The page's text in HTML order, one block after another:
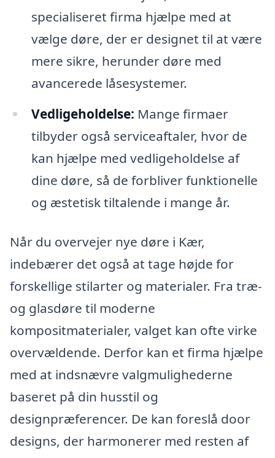
specialiseret firma hjælpe med at
vælge døre, der er designet til at være
mere sikre, herunder døre med
avancerede låsesystemer.
Vedligeholdelse: Mange firmaer
tilbyder også serviceaftaler, hvor de
kan hjælpe med vedligeholdelse af
dine døre, så de forbliver funktionelle
og æstetisk tiltalende i mange år.
Når du overvejer nye døre i Kær,
indebærer det også at tage højde for
forskellige stilarter og materialer. Fra træ-
og glasdøre til moderne
kompositmaterialer, valget kan ofte virke
overvældende. Derfor kan et firma hjælpe
med at indsnævre valgmulighederne
baseret på din husstil og
designpræferencer. De kan foreslå door
designs, der harmonerer med resten af